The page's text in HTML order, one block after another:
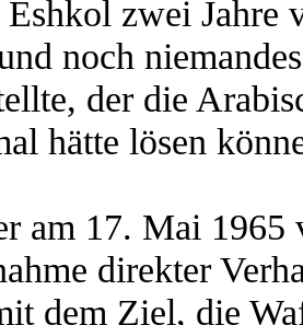
zwei Jahre
noch
der die
hätte lösen
am 17. Mai 1965
direkter
dem Ziel, die